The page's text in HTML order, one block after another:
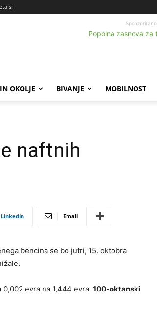
Sponzorirano
OKOLJE BIVANJE MOBILNOST
naftnih
Linkedin Email
bencina se bo jutri, 15. oktobra
evra na 1,444 evra, 100-oktanski